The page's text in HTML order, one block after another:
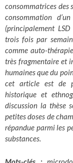
consommatrices des
consommation
(principalement
trois fois par
comme auto-
très fragmentaire et
humaines que du
cet article est de
historique et
discussion la thèse
petites doses de
répandue parmi les
substances.